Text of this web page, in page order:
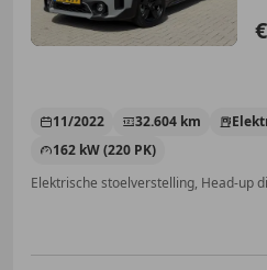
11/2022 32.604 km
162 kW (220 PK)